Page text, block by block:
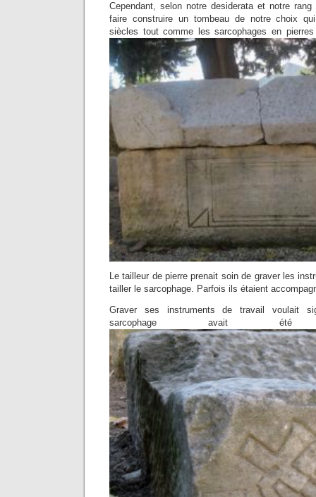
Cependant, selon notre desiderata et notre
faire construire un tombeau de notre choix
siècles tout comme les sarcophages en
Le tailleur de pierre prenait soin de graver les
tailler le sarcophage. Parfois ils étaient
Graver ses instruments de travail voulait
sarcophage avait